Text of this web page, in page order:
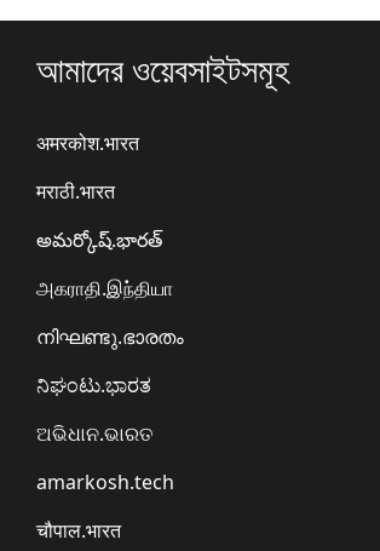
আমাদের ওয়েবসাইটসমূহ
अमरकोश.भारत
मराठी.भारत
అమర్కోష్.భారత్
அகராதி.இந்தியா
നിഘണ്ടു.ഭാരതം
ನಿಘಂಟು.ಭಾರತ
ଅଭିଧାନ.ଭାରତ
amarkosh.tech
चौपाल.भारत